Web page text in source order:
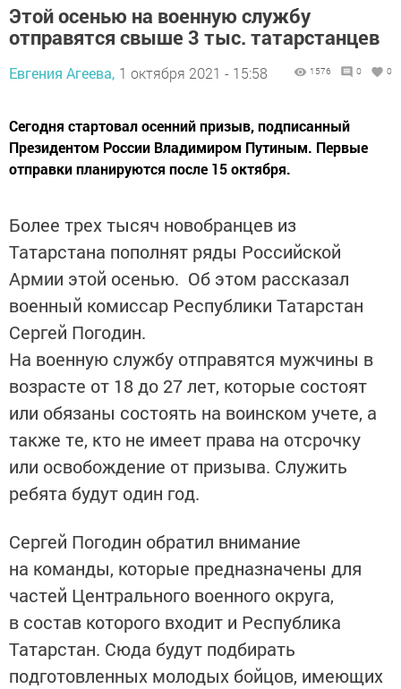
Этой осенью на военную службу
отправятся свыше 3 тыс. татарстанцев
Евгения Агеева, 1 октября 2021 - 15:58 1576 0 0
Сегодня стартовал осенний призыв, подписанный
Президентом России Владимиром Путиным. Первые
отправки планируются после 15 октября.
Более трех тысяч новобранцев из
Татарстана пополнят ряды Российской
Армии этой осенью. Об этом рассказал
военный комиссар Республики Татарстан
Сергей Погодин.
На военную службу отправятся мужчины в
возрасте от 18 до 27 лет, которые состоят
или обязаны состоять на воинском учете, а
также те, кто не имеет права на отсрочку
или освобождение от призыва. Служить
ребята будут один год.
Сергей Погодин обратил внимание
на команды, которые предназначены для
частей Центрального военного округа,
в состав которого входит и Республика
Татарстан. Сюда будут подбирать
подготовленных молодых бойцов, имеющих